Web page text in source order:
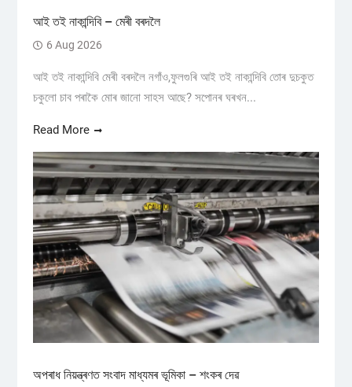
আই তই নাকান্দিবি – মেৰী বৰদলৈ
6 Aug 2026
আই তই নাকান্দিবি মেৰী বৰদলৈ নগাঁও,ফুলগুৰি আই তই নাকান্দিবি তোৰ দুচকুত
চকুলো চাব পৰাকৈ মোৰ জানো সাহস আছে? সপোনৰ ঘৰখন...
Read More
অপৰাধ নিয়ন্ত্ৰণত সংবাদ মাধ্যমৰ ভূমিকা – শংকৰ দেৱ